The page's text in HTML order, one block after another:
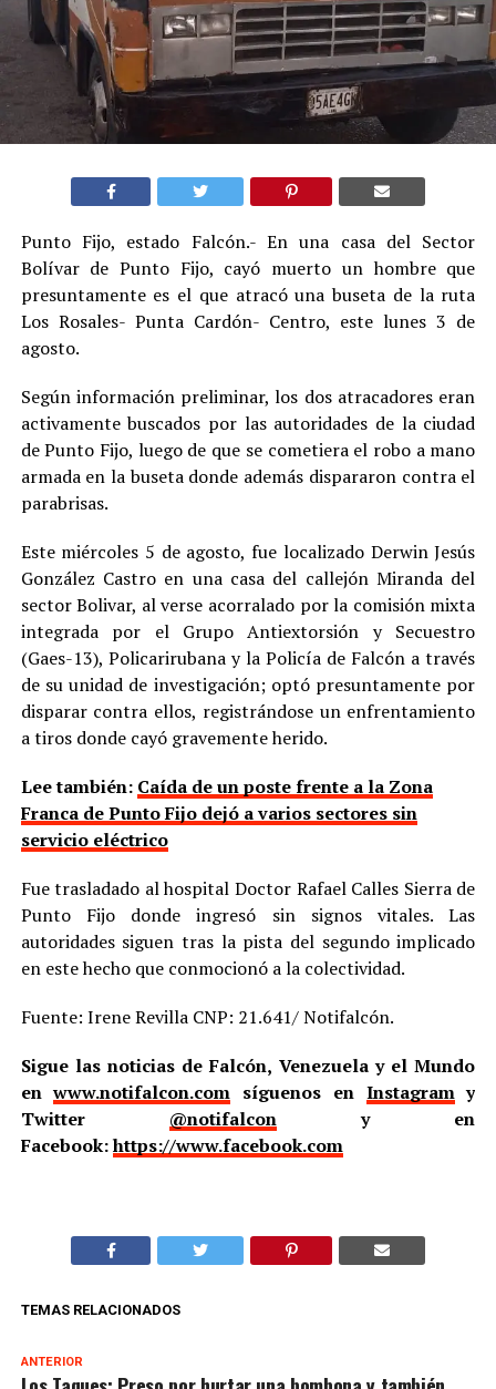
Punto Fijo, estado Falcón.- En una casa del Sector
Bolívar de Punto Fijo, cayó muerto un hombre que
presuntamente es el que atracó una buseta de la ruta
Los Rosales- Punta Cardón- Centro, este lunes 3 de
agosto.
Según información preliminar, los dos atracadores eran
activamente buscados por las autoridades de la ciudad
de Punto Fijo, luego de que se cometiera el robo a mano
armada en la buseta donde además dispararon contra el
parabrisas.
Este miércoles 5 de agosto, fue localizado Derwin Jesús
González Castro en una casa del callejón Miranda del
sector Bolivar, al verse acorralado por la comisión mixta
integrada por el Grupo Antiextorsión y Secuestro
(Gaes-13), Policarirubana y la Policía de Falcón a través
de su unidad de investigación; optó presuntamente por
disparar contra ellos, registrándose un enfrentamiento
a tiros donde cayó gravemente herido.
Lee también: Caída de un poste frente a la Zona
Franca de Punto Fijo dejó a varios sectores sin
servicio eléctrico
Fue trasladado al hospital Doctor Rafael Calles Sierra de
Punto Fijo donde ingresó sin signos vitales. Las
autoridades siguen tras la pista del segundo implicado
en este hecho que conmocionó a la colectividad.
Fuente: Irene Revilla CNP: 21.641/ Notifalcón.
Sigue las noticias de Falcón, Venezuela y el Mundo
enwww.notifalcon.com síguenos en Instagramy
Twitter @notifalcony en
Facebook:https://www.facebook.com
TEMAS RELACIONADOS
ANTERIOR